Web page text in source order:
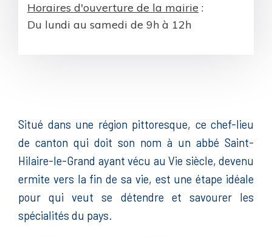
Horaires d'ouverture de la mairie :
Du lundi au samedi de 9h à 12h
Situé dans une région pittoresque, ce chef-lieu
de canton qui doit son nom à un abbé Saint-
Hilaire-le-Grand ayant vécu au Vie siècle, devenu
ermite vers la fin de sa vie, est une étape idéale
pour qui veut se détendre et savourer les
spécialités du pays.